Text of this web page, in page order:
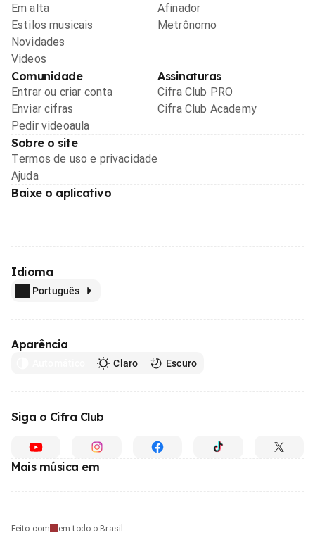
Em alta
Estilos musicais
Novidades
Videos
Afinador
Metrônomo
Comunidade
Entrar ou criar conta
Enviar cifras
Pedir videoaula
Assinaturas
Cifra Club PRO
Cifra Club Academy
Sobre o site
Termos de uso e privacidade
Ajuda
Baixe o aplicativo
Idioma
Português
Aparência
Claro Escuro
Siga o Cifra Club
Mais música em
Feito com em todo o Brasil